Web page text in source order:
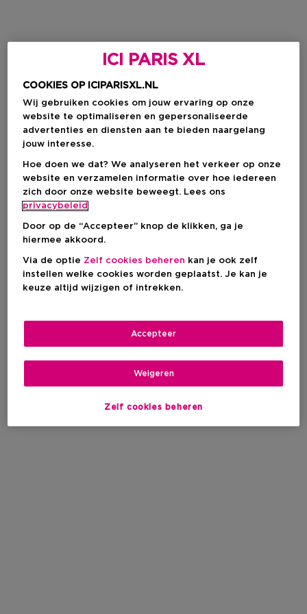
ICI PARIS XL
COOKIES OP ICIPARISXL.NL
Wij gebruiken cookies om jouw ervaring op onze
website te optimaliseren en gepersonaliseerde
advertenties en diensten aan te bieden naargelang
jouw interesse.
Hoe doen we dat? We analyseren het verkeer op onze
website en verzamelen informatie over hoe iedereen
zich door onze website beweegt. Lees ons
privacybeleid
Door op de “Accepteer” knop de klikken, ga je
hiermee akkoord.
Via de optie Zelf cookies beheren kan je ook zelf
instellen welke cookies worden geplaatst. Je kan je
keuze altijd wijzigen of intrekken.
Zelf cookies beheren
Weigeren
Accepteer